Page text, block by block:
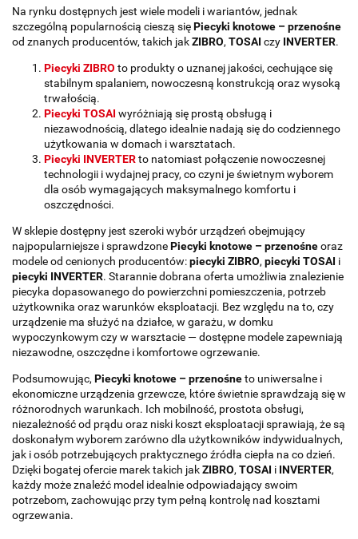
Na rynku dostępnych jest wiele modeli i wariantów, jednak
szczególną popularnością cieszą sięPiecyki knotowe – przenośne
od znanych producentów, takich jakZIBRO, TOSAI czy INVERTER.
Piecyki ZIBRO to produkty o uznanej jakości, cechujące się
stabilnym spalaniem, nowoczesną konstrukcją oraz wysoką
trwałością.
Piecyki TOSAI wyróżniają się prostą obsługą i
niezawodnością, dlatego idealnie nadają się do codziennego
użytkowania w domach i warsztatach.
Piecyki INVERTERto natomiast połączenie nowoczesnej
technologii i wydajnej pracy, co czyni je świetnym wyborem
dla osób wymagających maksymalnego komfortu i
oszczędności.
W sklepie dostępny jest szeroki wybór urządzeń obejmujący
najpopularniejsze i sprawdzonePiecyki knotowe – przenośneoraz
modele od cenionych producentów:piecyki ZIBRO, piecyki TOSAI i
piecyki INVERTER. Starannie dobrana oferta umożliwia znalezienie
piecyka dopasowanego do powierzchni pomieszczenia, potrzeb
użytkownika oraz warunków eksploatacji. Bez względu na to, czy
urządzenie ma służyć na działce, w garażu, w domku
wypoczynkowym czy w warsztacie — dostępne modele zapewniają
niezawodne, oszczędne i komfortowe ogrzewanie.
Podsumowując, Piecyki knotowe – przenośneto uniwersalne i
ekonomiczne urządzenia grzewcze, które świetnie sprawdzają się w
różnorodnych warunkach. Ich mobilność, prostota obsługi,
niezależność od prądu oraz niski koszt eksploatacji sprawiają, że są
doskonałym wyborem zarówno dla użytkowników indywidualnych,
jak i osób potrzebujących praktycznego źródła ciepła na co dzień.
Dzięki bogatej ofercie marek takich jakZIBRO, TOSAI i INVERTER,
każdy może znaleźć model idealnie odpowiadający swoim
potrzebom, zachowując przy tym pełną kontrolę nad kosztami
ogrzewania.